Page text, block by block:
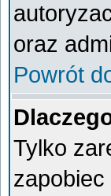
oraz
Powrót
Tylko
zapobiec